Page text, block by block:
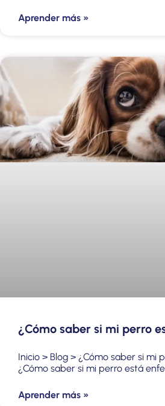
Aprender más »
¿Cómo saber si mi perro
Inicio > Blog > ¿Cómo saber si mi
¿Cómo saber si mi perro está
Aprender más »